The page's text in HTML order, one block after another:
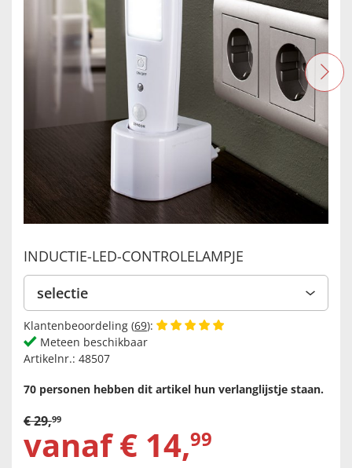
INDUCTIE-LED-CONTROLELAMPJE
selectie
Klantenbeoordeling (69):
Meteen beschikbaar
Artikelnr.: 48507
70 personen hebben dit artikel hun verlanglijstje staan.
€29,99
vanaf € 14,99